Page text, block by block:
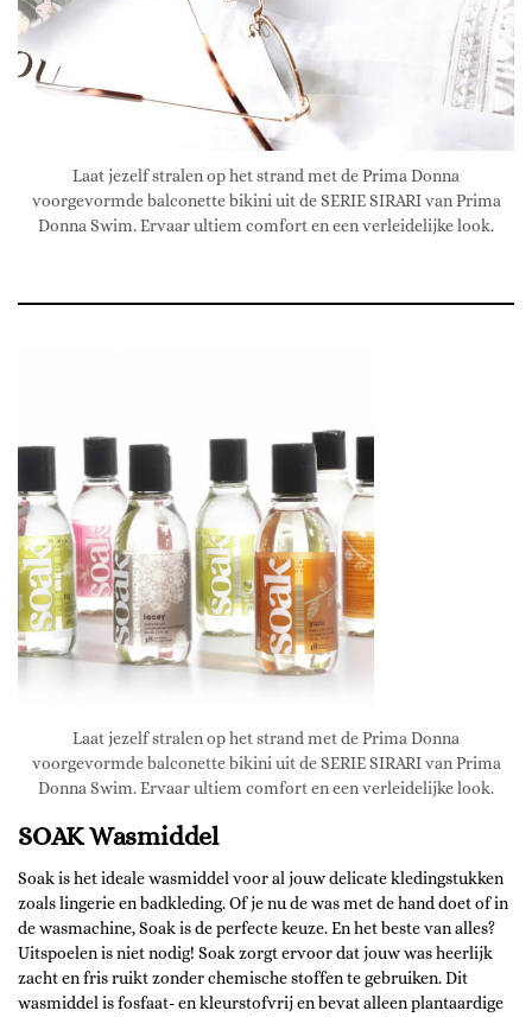
Laat jezelf stralen op het strand met de Prima Donna
voorgevormde balconette bikini uit de SERIE SIRARI van Prima
Donna Swim. Ervaar ultiem comfort en een verleidelijke look.
Laat jezelf stralen op het strand met de Prima Donna
voorgevormde balconette bikini uit de SERIE SIRARI van Prima
Donna Swim. Ervaar ultiem comfort en een verleidelijke look.
SOAK Wasmiddel
Soak is het ideale wasmiddel voor al jouw delicate kledingstukken
zoals lingerie en badkleding. Of je nu de was met de hand doet of in
de wasmachine, Soak is de perfecte keuze. En het beste van alles?
Uitspoelen is niet nodig! Soak zorgt ervoor dat jouw was heerlijk
zacht en fris ruikt zonder chemische stoffen te gebruiken. Dit
wasmiddel is fosfaat- en kleurstofvrij en bevat alleen plantaardige